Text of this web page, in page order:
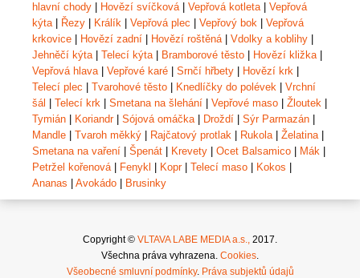
hlavní chody
Hovězí svíčková| Vepřová kotleta| Vepřová
kýta| Řezy Králík Vepřová plec Vepřový bok
Vepřová
krkovice
Hovězí zadní Hovězí roštěná| Vdolky a koblihy
Jehněčí kýta| Telecí kýta| Bramborové těsto Hovězí kližka|
Vepřová hlava| Vepřové karé Srnčí hřbety Hovězí krk
Telecí plec
Tvarohové těsto Knedlíčky do polévek
Vrchní
šál
Telecí krk Smetana na šlehání Vepřové maso Žloutek
Tymián
Koriandr| Sójová omáčka| Droždí Sýr Parmazán
Mandle
Tvaroh měkký Rajčatový protlak Rukola| Želatina|
Smetana na vaření
Špenát Krevety Ocet Balsamico Mák
Petržel kořenová| Fenykl Kopr| Telecí maso Kokos
Ananas
Avokádo Brusinky
Copyright © VLTAVA LABE MEDIA a.s., 2017.
Všechna práva vyhrazena. Cookies.
Všeobecné smluvní podmínky. Práva subjektů údajů